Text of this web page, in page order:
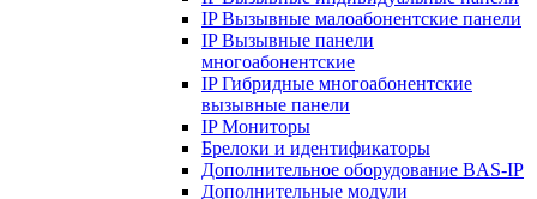
IP Вызывные малоабонентские панели
IP Вызывные панели
многоабонентские
IP Гибридные многоабонентские
вызывные панели
IP Мониторы
Брелоки и идентификаторы
Дополнительное оборудование BAS-IP
Дополнительные модули